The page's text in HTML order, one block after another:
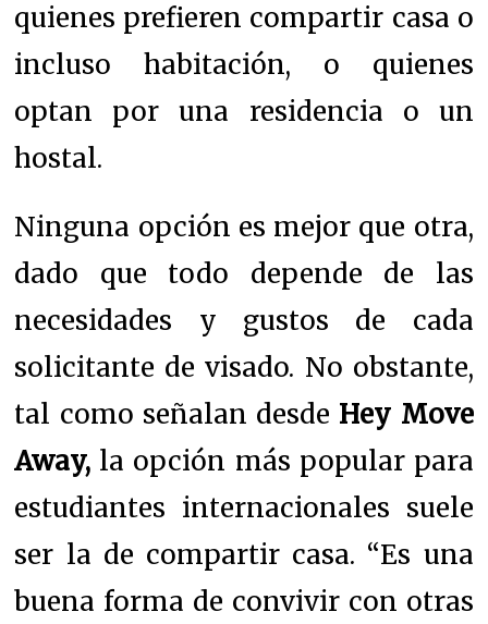
quienes prefieren compartir casa o
incluso habitación, o quienes
optan por una residencia o un
hostal.
Ninguna opción es mejor que otra,
dado que todo depende de las
necesidades y gustos de cada
solicitante de visado. No obstante,
tal como señalan desde Hey Move
Away, la opción más popular para
estudiantes internacionales suele
ser la de compartir casa. “Es una
buena forma de convivir con otras